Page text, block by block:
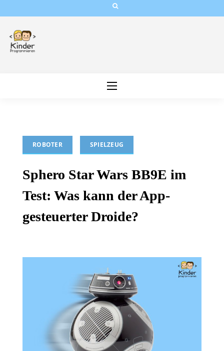
content
ROBOTER SPIELZEUG
Sphero Star Wars BB9E im
Test: Was kann der App-
gesteuerter Droide?